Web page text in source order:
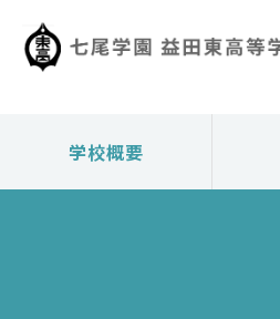
学校概要